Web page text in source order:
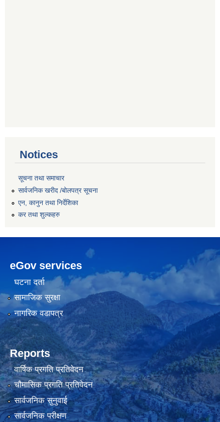
Notices
सूचना तथा समाचार
सार्वजनिक खरीद /बोलपत्र सूचना
एन, कानुन तथा निर्देशिका
कर तथा शुल्कहरु
eGov services
घटना दर्ता
सामाजिक सुरक्षा
नागरिक वडापत्र
Reports
वार्षिक प्रगति प्रतिवेदन
चौमासिक प्रगति प्रतिवेदन
सार्वजनिक सुनुवाई
सार्वजनिक परीक्षण